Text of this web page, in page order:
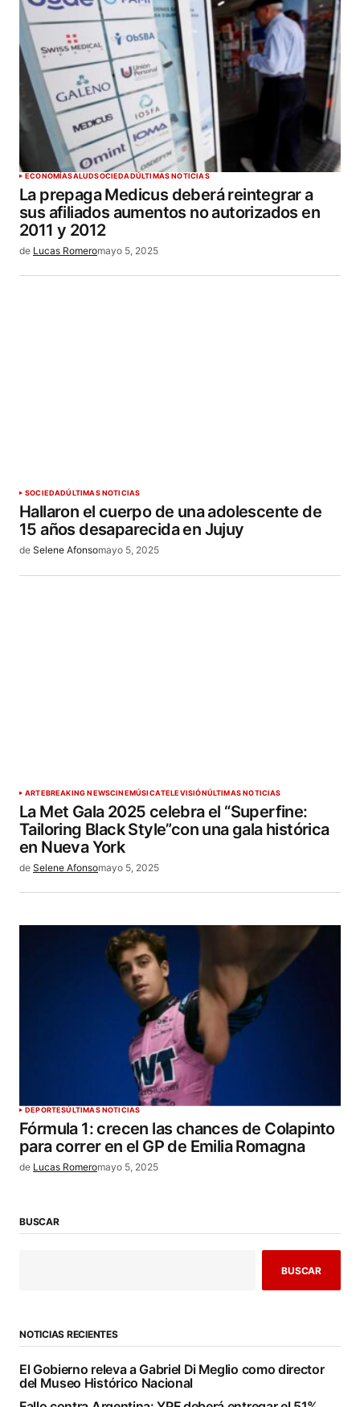
ECONOMÍASALUDSOCIEDADÚLTIMAS NOTICIAS
La prepaga Medicus deberá reintegrar a
sus afiliados aumentos no autorizados en
2011 y 2012
de Lucas Romeromayo 5, 2025
SOCIEDADÚLTIMAS NOTICIAS
Hallaron el cuerpo de una adolescente de
15 años desaparecida en Jujuy
de Selene Afonsomayo 5, 2025
ARTEBREAKING NEWSCINEMÚSICATELEVISIÓNÚLTIMAS NOTICIAS
La Met Gala 2025 celebra el “Superfine:
Tailoring Black Style”con una gala histórica
en Nueva York
de Selene Afonsomayo 5, 2025
DEPORTESÚLTIMAS NOTICIAS
Fórmula 1: crecen las chances de Colapinto
para correr en el GP de Emilia Romagna
de Lucas Romeromayo 5, 2025
BUSCAR
BUSCAR
NOTICIAS RECIENTES
El Gobierno releva a Gabriel Di Meglio como director
del Museo Histórico Nacional